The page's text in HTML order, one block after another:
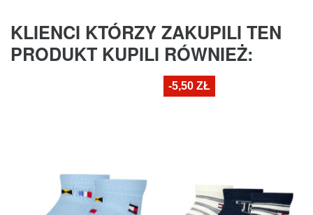
KLIENCI KTÓRZY ZAKUPILI TEN
PRODUKT KUPILI RÓWNIEŻ:
-5,50 ZŁ